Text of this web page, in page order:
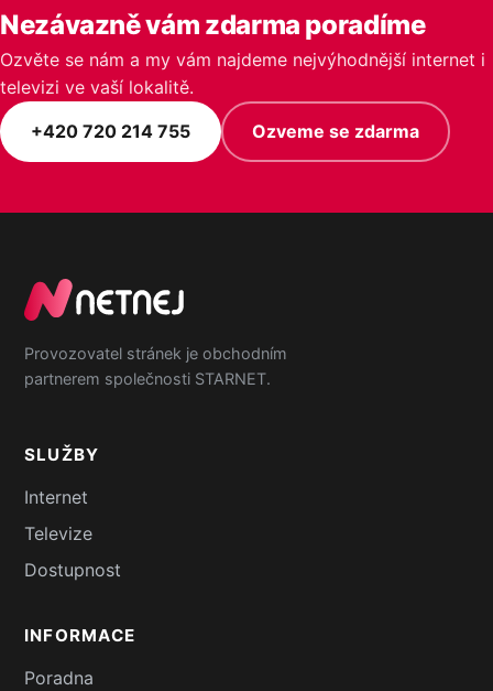
Nezávazně vám zdarma poradíme
Ozvěte se nám a my vám najdeme nejvýhodnější internet i
televizi ve vaší lokalitě.
+420 720 214 755
Ozveme se zdarma
Provozovatel stránek je obchodním
partnerem společnosti STARNET.
SLUŽBY
Internet
Televize
Dostupnost
INFORMACE
Poradna